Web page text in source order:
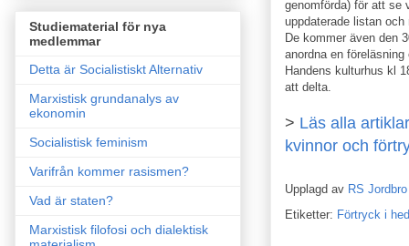
genomförda) för att se
uppdaterade listan
De kommer även den
anordna en
Handens kulturhus kl
att delta.
> Läs alla
kvinnor och
Upplagd av RS Jordbro
Etiketter: Förtryck i
Studiematerial för nya
medlemmar
Detta är Socialistiskt Alternativ
Marxistisk grundanalys av
ekonomin
Socialistisk feminism
Varifrån kommer rasismen?
Vad är staten?
Marxistisk filofosi och dialektisk